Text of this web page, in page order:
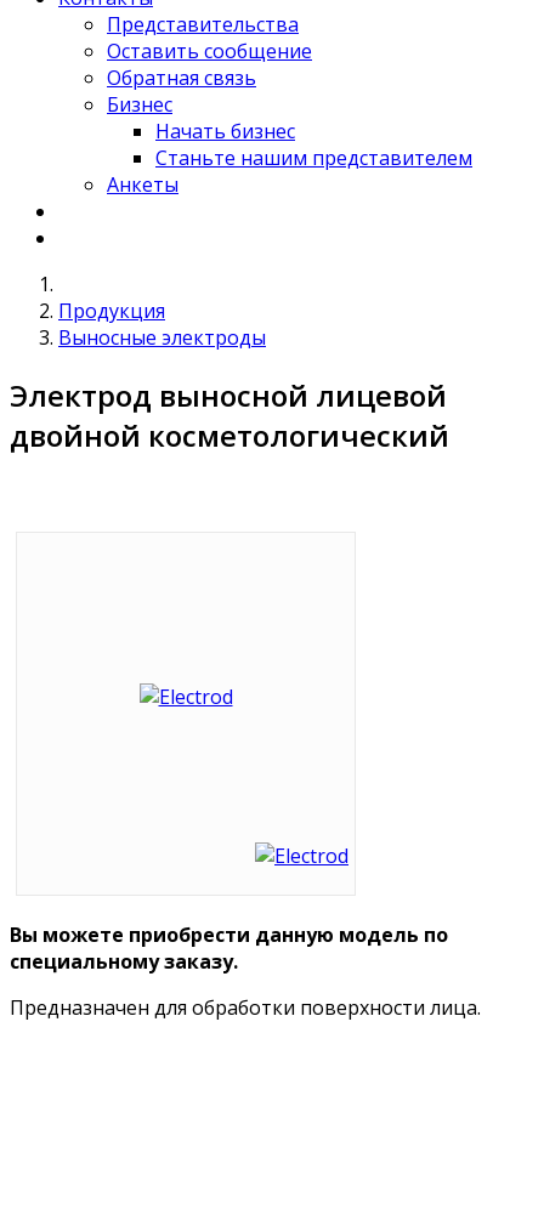
Представительства
Оставить сообщение
Обратная связь
Бизнес
Начать бизнес
Станьте нашим представителем
Анкеты
Продукция
Выносные электроды
Электрод выносной лицевой
двойной косметологический
Вы можете приобрести данную модель по
специальному заказу.
Предназначен для обработки поверхности лица.